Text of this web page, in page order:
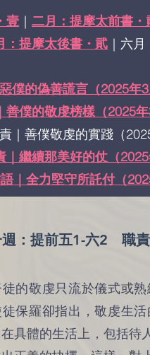
壹 ｜ 二月：提摩太前書・
：提摩太後書・貮 ｜六
的偽善謊言（2025年3
僕的敬虔榜樣（2025年
善僕敬虔的實踐（
繼續那美好的仗（2025
全力堅守所託付（
：提前五1-六2 職責
的敬虔只流於儀式或
保羅卻指出，敬虔生
具體的生活上，包括待